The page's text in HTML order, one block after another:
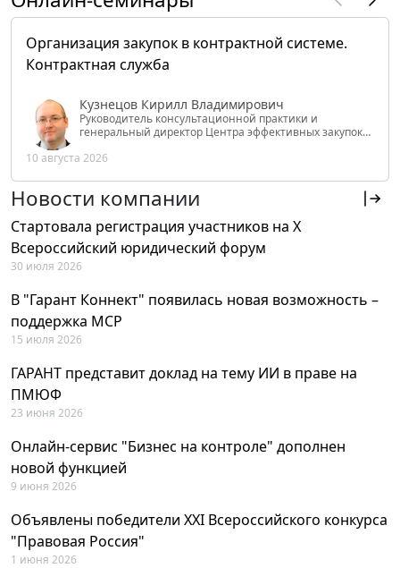
Организация закупок в контрактной системе.
Контрактная служба
Кузнецов Кирилл Владимирович
Руководитель консультационной практики и
генеральный директор Центра эффективных закупок
РФ
10 августа 2026
Новости компании
Стартовала регистрация участников на X
Всероссийский юридический форум
30 июля 2026
В "Гарант Коннект" появилась новая возможность –
поддержка MCP
15 июля 2026
ГАРАНТ представит доклад на тему ИИ в праве на
ПМЮФ
23 июня 2026
Онлайн-сервис "Бизнес на контроле" дополнен
новой функцией
9 июня 2026
Объявлены победители XXI Всероссийского конкурса
"Правовая Россия"
1 июня 2026